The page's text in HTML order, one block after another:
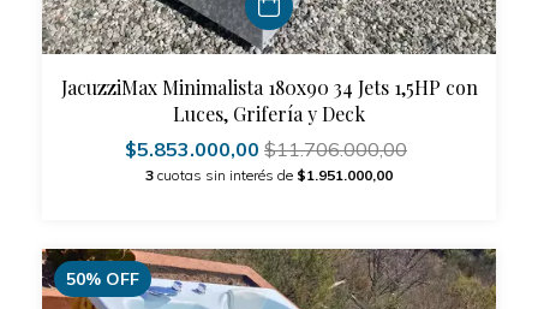
JacuzziMax Minimalista 180x90 34 Jets 1,5HP con
Luces, Grifería y Deck
$5.853.000,00 $11.706.000,00
3 cuotas sin interés de $1.951.000,00
50% OFF